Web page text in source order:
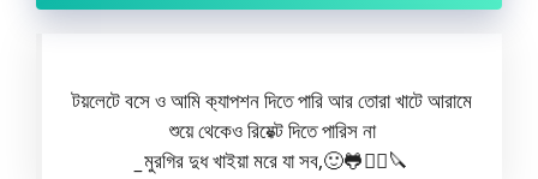
টয়লেটে বসে ও আমি ক‍্যাপশন দিতে পারি আর তোরা খাটে আরামে
শুয়ে থেকেও রিয়েক্ট দিতে পারিস না
মুরগির দুধ খাইয়া মরে যা সব,🙂🐸🤦‍♂️🔪